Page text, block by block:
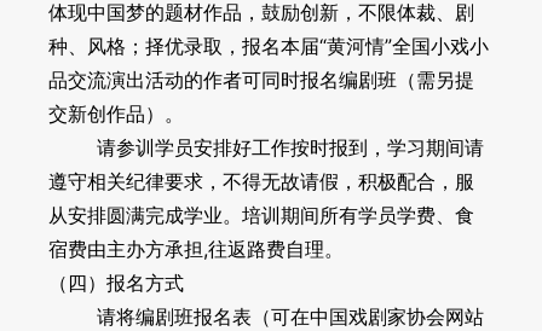
体现中国梦的题材作品，鼓励创新，不限体裁、剧
种、风格；择优录取，报名本届“黄河情”全国小戏小
品交流演出活动的作者可同时报名编剧班（需另提
交新创作品）。
请参训学员安排好工作按时报到，学习期间请
遵守相关纪律要求，不得无故请假，积极配合，服
从安排圆满完成学业。培训期间所有学员学费、食
宿费由主办方承担,往返路费自理。
（四）报名方式
请将编剧班报名表（可在中国戏剧家协会网站